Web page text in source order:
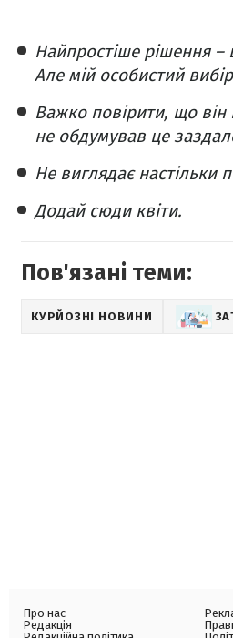
Найпростіше рішення
Але мій особистий
Важко повірити, що
не обдумував це
Не виглядає настільки
Додай сюди квіти.
Пов'язані теми:
КУРЙОЗНІ НОВИНИ
Про нас
Редакція